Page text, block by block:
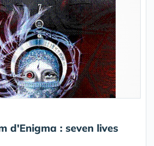
d'Enigma : seven lives